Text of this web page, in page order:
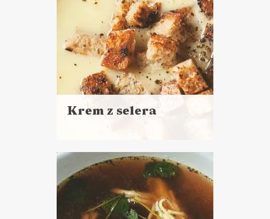
Krem z selera
więcej
Czas przygotowania:
do godziny
ZUPY
ROZGRZEWAJĄCE
PRZEPISY ?
ŚWIATOWY DZIEŃ
WEGETARIANIZMU